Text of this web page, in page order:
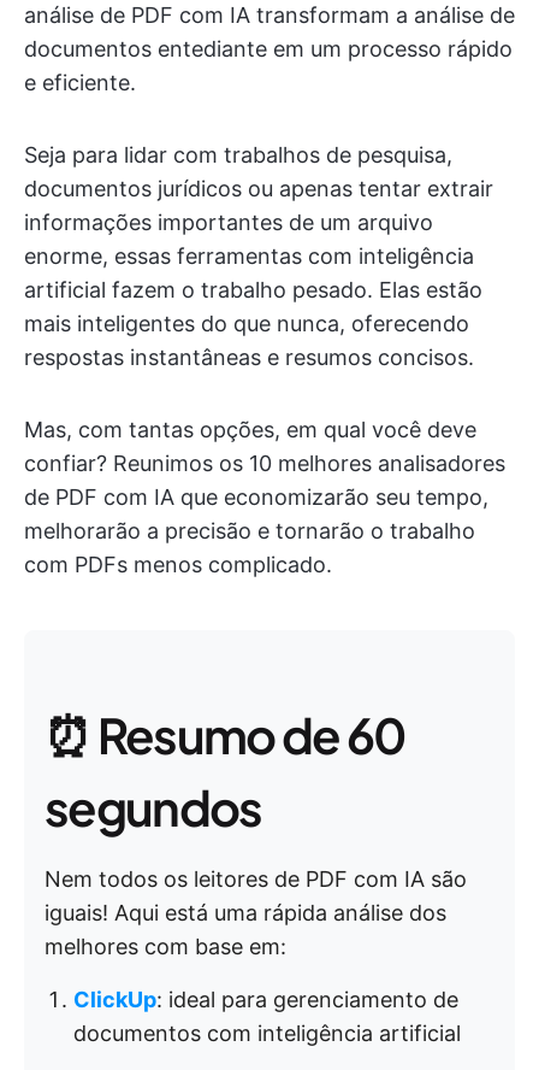
análise de PDF com IA transformam a análise de
documentos entediante em um processo rápido
e eficiente.
Seja para lidar com trabalhos de pesquisa,
documentos jurídicos ou apenas tentar extrair
informações importantes de um arquivo
enorme, essas ferramentas com inteligência
artificial fazem o trabalho pesado. Elas estão
mais inteligentes do que nunca, oferecendo
respostas instantâneas e resumos concisos.
Mas, com tantas opções, em qual você deve
confiar? Reunimos os 10 melhores analisadores
de PDF com IA que economizarão seu tempo,
melhorarão a precisão e tornarão o trabalho
com PDFs menos complicado.
⏰ Resumo de 60
segundos
Nem todos os leitores de PDF com IA são
iguais! Aqui está uma rápida análise dos
melhores com base em:
ClickUp: ideal para gerenciamento de
documentos com inteligência artificial